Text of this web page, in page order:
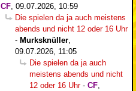
CF 09.07.2026, 10:59
Die spielen da ja auch meistens
abends und nicht 12 oder 16 Uhr
- Murksknüller
09.07.2026, 11:05
Die spielen da ja auch
meistens abends und nicht
12 oder 16 Uhr- CF